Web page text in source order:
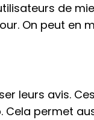
de
On peut en
leurs avis.
Cela permet